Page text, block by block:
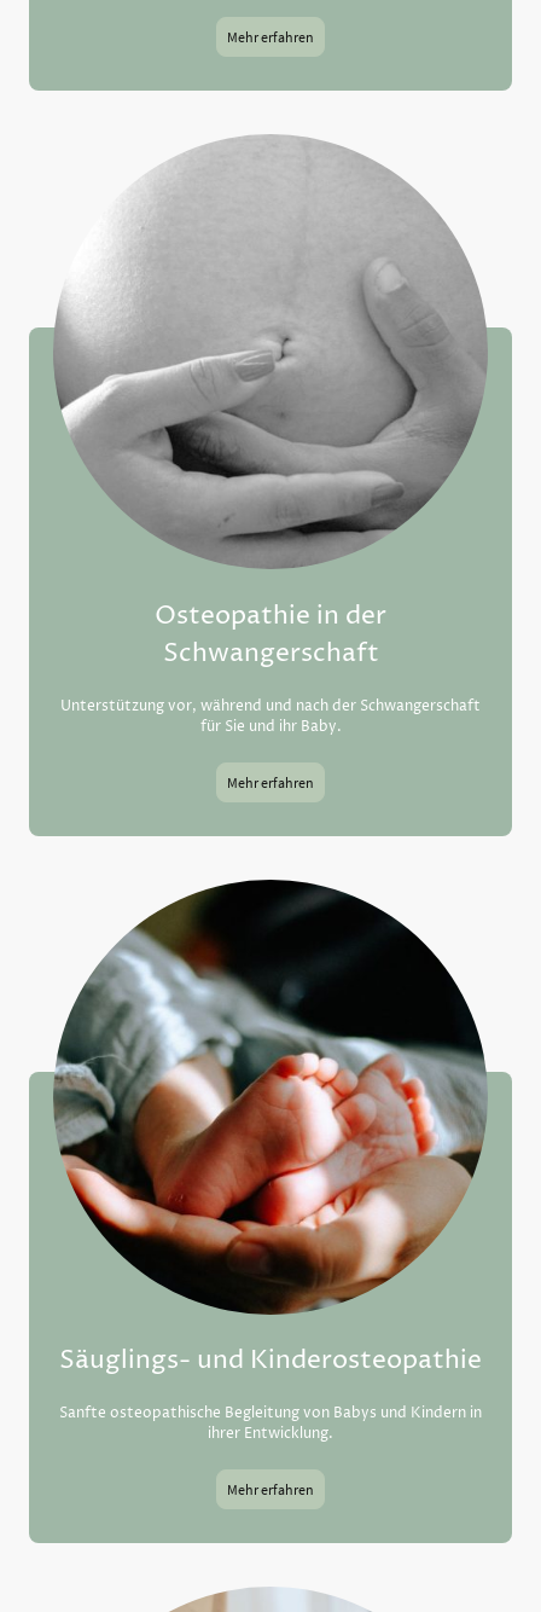
Mehr erfahren
Osteopathie in der
Schwangerschaft
Unterstützung vor, während und nach der Schwangerschaft
für Sie und ihr Baby.
Mehr erfahren
Säuglings- und Kinderosteopathie
Sanfte osteopathische Begleitung von Babys und Kindern in
ihrer Entwicklung.
Mehr erfahren